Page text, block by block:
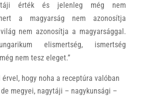
táji érték és jelenleg még nem
a magyarság nem azonosítja
nem azonosítja a magyarsággal.
elismertség, ismertség
nem tesz eleget.”
érvel, hogy noha a receptúra valóban
megyei, nagytáji – nagykunsági –